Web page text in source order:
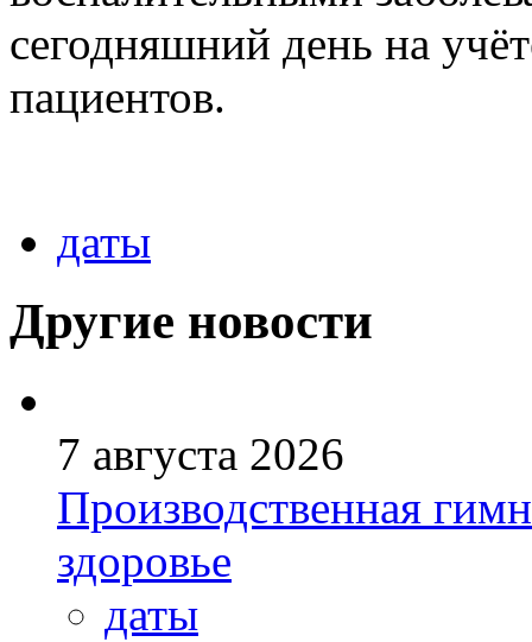
сегодняшний день на
пациентов.
даты
Другие новости
7 августа 2026
Производственная
здоровье
даты